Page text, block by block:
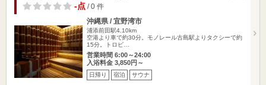
-点/ 0 件
沖縄県 / 宜野湾市
浦添前田駅4.10km
空港より車で約30分。モノレール古島駅よりタクシーで約
15分。トロピ…
営業時間 6:00～24:00
入浴料金 3,850円～
日帰り 宿泊 サウナ